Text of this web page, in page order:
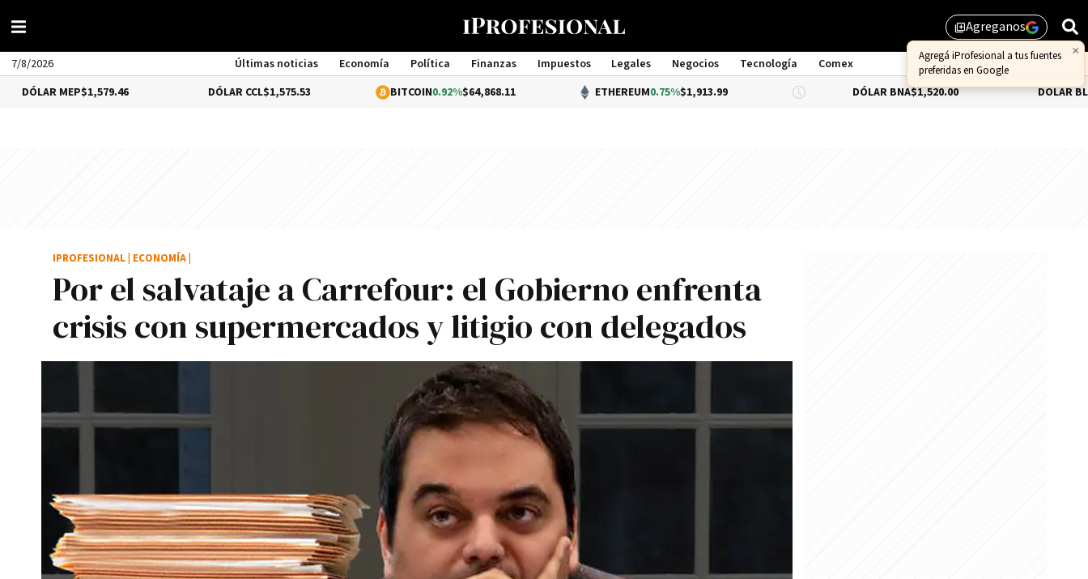
library_addAgreganos
×
Agregá iProfesional a tus fuentes
preferidas en Google
7/8/2026 Últimas noticias Economía Política Finanzas Impuestos Legales Negocios Tecnología
Comex
Management
$1,579.46 $1,575.53 0.92%$64,868.11 ETHEREUM 0.75%$1,913.99 DÓLAR BNA $1,520.00 DÓLAR BLUE-0.66%
Por el salvataje a Carrefour: el Gobierno enfrenta
crisis con supermercados y litigio con delegados
IPROFESIONAL ECONOMÍA